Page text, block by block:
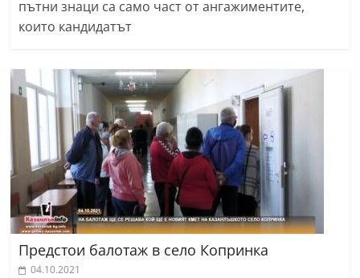
пътни знаци са само част от ангажиментите,
които кандидатът
Предстои балотаж в село Копринка
04.10.2021